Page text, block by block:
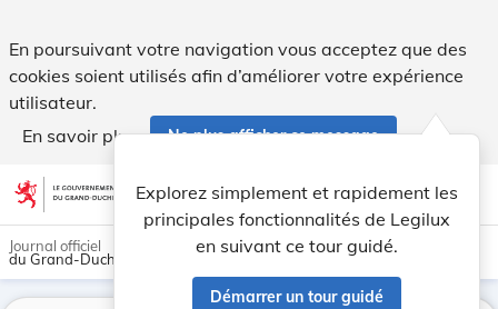
En poursuivant votre navigation vous acceptez que des
cookies soient utilisés afin d’améliorer votre expérience
utilisateur.
En savoir plus
Ne plus afficher ce message
Aller au contenu account_circle help Aide
Explorez simplement et rapidement les
principales fonctionnalités de Legilux
en suivant ce tour guidé.
Démarrer un tour guidé
light_mode dark_mode
Journal officiel
du Grand-Duché de Luxembourg